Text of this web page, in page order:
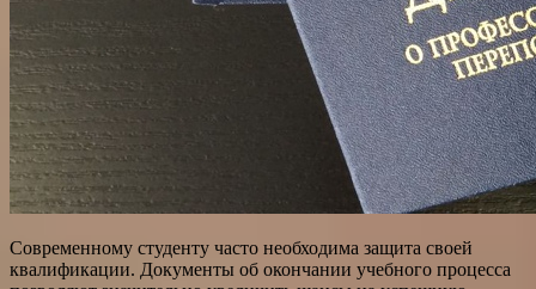
Современному студенту часто необходима защита своей
квалификации. Документы об окончании учебного процесса